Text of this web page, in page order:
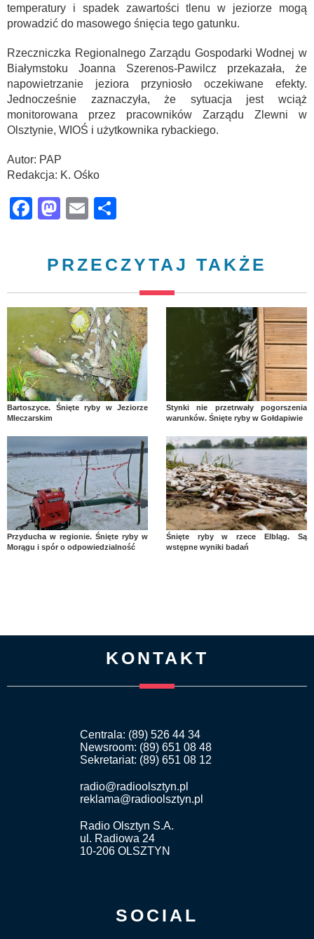
temperatury i spadek zawartości tlenu w jeziorze mogą
prowadzić do masowego śnięcia tego gatunku.
Rzeczniczka Regionalnego Zarządu Gospodarki Wodnej w
Białymstoku Joanna Szerenos-Pawilcz przekazała, że
napowietrzanie jeziora przyniosło oczekiwane efekty.
Jednocześnie zaznaczyła, że sytuacja jest wciąż
monitorowana przez pracowników Zarządu Zlewni w
Olsztynie, WIOŚ i użytkownika rybackiego.
Autor: PAP
Redakcja: K. Ośko
Facebook
Mastodon
Email
PRZECZYTAJ TAKŻE
Bartoszyce. Śnięte ryby w Jeziorze
Mleczarskim
Stynki nie przetrwały pogorszenia
warunków. Śnięte ryby w Gołdapiwie
Przyducha w regionie. Śnięte ryby w
Morągu i spór o odpowiedzialność
Śnięte ryby w rzece Elbląg. Są
wstępne wyniki badań
KONTAKT
Centrala: (89) 526 44 34
Newsroom: (89) 651 08 48
Sekretariat: (89) 651 08 12
radio@radioolsztyn.pl
reklama@radioolsztyn.pl
Radio Olsztyn S.A.
ul. Radiowa 24
10-206 OLSZTYN
SOCIAL